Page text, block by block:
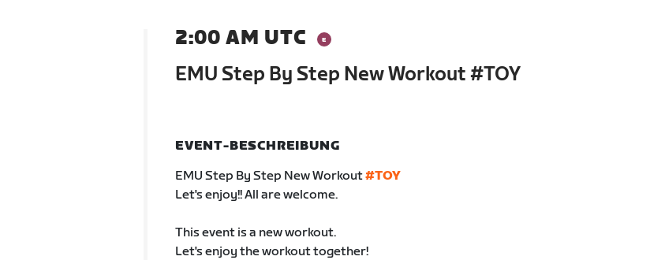
2:00 AM UTC
EMU Step By Step New Workout #TOY
EVENT-BESCHREIBUNG
EMU Step By Step New Workout#TOY
Let's enjoy!! All are welcome.
This event is a new workout.
Let's enjoy the workout together!